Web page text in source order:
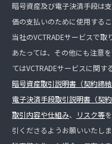
暗号資産及び電子決済手段は
価の支払いのために使用するこ
当社のVCTRADEサービスで
あたっては、その他にも注意
てはVCTRADEサービスに関す
暗号資産取引説明書（契約締結
電子決済手段取引説明書（契約
取引内容や仕組み、 リスク等
引くださるようお願いいたしま